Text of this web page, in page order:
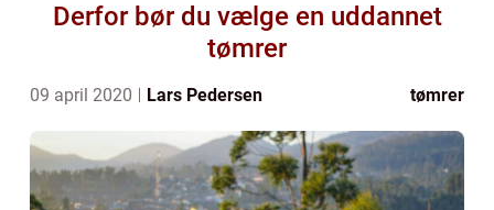
Derfor bør du vælge en uddannet
tømrer
09 april 2020 Lars Pedersen tømrer